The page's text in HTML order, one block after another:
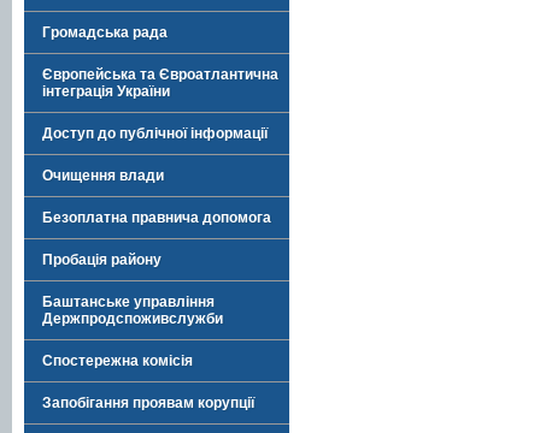
Громадська рада
Європейська та Євроатлантична
інтеграція України
Доступ до публічної інформації
Очищення влади
Безоплатна правнича допомога
Пробація району
Баштанське управління
Держпродспоживслужби
Спостережна комісія
Запобігання проявам корупції